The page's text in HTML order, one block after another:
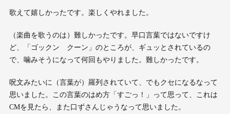
歌えて嬉しかったです。楽しくやれました。
（楽曲を歌うのは）難しかったです。早口言葉ではないですけ
ど、「ゴックン クーン」のところが、ギュッとされているの
で、噛みそうになって何回もやりました。難しかったです。
呪文みたいに（言葉が）羅列されていて、でもクセになるなって
思いました。この言葉のはめ方「すごっ！」って思って、これは
CMを見たら、また口ずさんじゃうなって思いました。